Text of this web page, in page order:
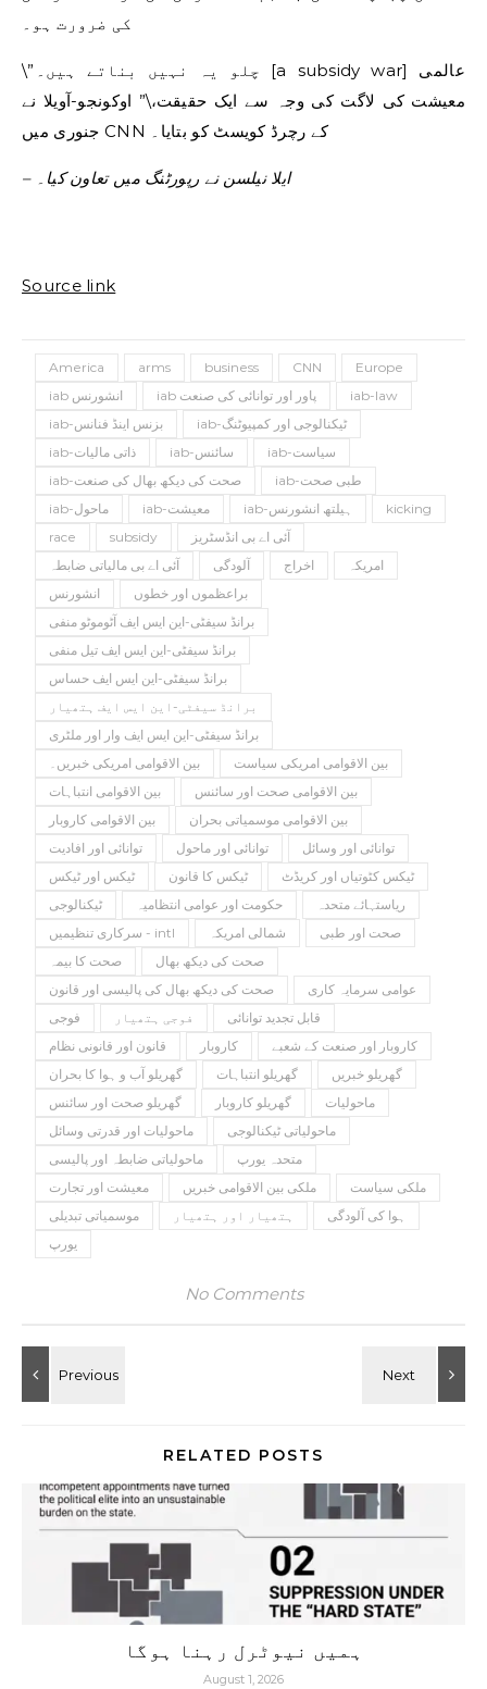
کی ضرورت ہو۔
\”چلو یہ نہیں بناتے ہیں۔ [a subsidy war] عالمی
معیشت کی لاگت کی وجہ سے ایک حقیقت،\” اوکونجو-آویلا نے
جنوری میں CNN کے رچرڈ کویسٹ کو بتایا۔
– ایلا نیلسن نے رپورٹنگ میں تعاون کیا۔
Source link
America arms business CNN
Europe
iab انشورنس
iab پاور اور توانائی کی صنعت
iab-law
iab-بزنس اینڈ فنانس
iab-ٹیکنالوجی اور کمپیوٹنگ
iab-ذاتی مالیات
iab-سائنس
iab-سیاست
iab-صحت کی دیکھ بھال کی صنعت
iab-طبی صحت
iab-ماحول
iab-معیشت iab-ہیلتھ انشورنس
kicking
race
subsidy
آئی اے بی انڈسٹریز
آئی اے بی مالیاتی ضابطہ
آلودگی اخراج
امریکہ
انشورنس
براعظموں اور خطوں
برانڈ سیفٹی-این ایس ایف آٹوموٹو منفی
برانڈ سیفٹی-این ایس ایف تیل منفی
برانڈ سیفٹی-این ایس ایف حساس
برانڈ سیفٹی-این ایس ایف ہتھیار
برانڈ سیفٹی-این ایس ایف وار اور ملٹری
بین الاقوامی امریکی خبریں۔
بین الاقوامی امریکی سیاست
بین الاقوامی انتباہات
بین الاقوامی صحت اور سائنس
بین الاقوامی کاروبار
بین الاقوامی موسمیاتی بحران
توانائی اور افادیت
توانائی اور ماحول
توانائی اور وسائل
ٹیکس اور ٹیکس
ٹیکس کا قانون
ٹیکس کٹوتیاں اور کریڈٹ
ٹیکنالوجی
حکومت اور عوامی انتظامیہ
ریاستہائے متحدہ
سرکاری تنظیمیں - intl
شمالی امریکہ
صحت اور طبی
صحت کا بیمہ
صحت کی دیکھ بھال
صحت کی دیکھ بھال کی پالیسی اور قانون
عوامی سرمایہ کاری
فوجی
فوجی ہتھیار
قابل تجدید توانائی
قانون اور قانونی نظام
کاروبار
کاروبار اور صنعت کے شعبے
گھریلو آب و ہوا کا بحران
گھریلو انتباہات
گھریلو خبریں
گھریلو صحت اور سائنس
گھریلو کاروبار
ماحولیات
ماحولیات اور قدرتی وسائل
ماحولیاتی ٹیکنالوجی
ماحولیاتی ضابطہ اور پالیسی
متحدہ یورپ
معیشت اور تجارت
ملکی بین الاقوامی خبریں
ملکی سیاست
موسمیاتی تبدیلی
ہتھیار اور ہتھیار
ہوا کی آلودگی
یورپ
No Comments
RELATED POSTS
ہمیں نیوٹرل رہنا ہوگا
August 1, 2026